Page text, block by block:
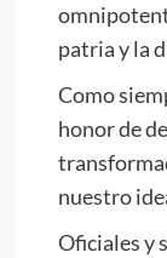
patria y la
Como
honor de
nuestro
Oficiales y